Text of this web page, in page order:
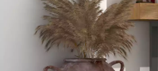
FERRIDE
STORM